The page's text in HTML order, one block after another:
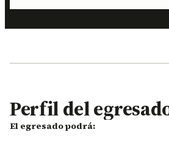
Perfil del
El egresado podrá: